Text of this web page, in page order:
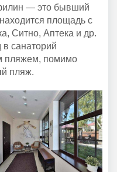
— это бывший
площадь с
Ситно, Аптека и др.
в санаторий
пляжем, помимо
пляж.